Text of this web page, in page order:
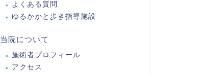
よくある質問
ゆるかかと歩き指導施設
当院について
施術者プロフィール
アクセス